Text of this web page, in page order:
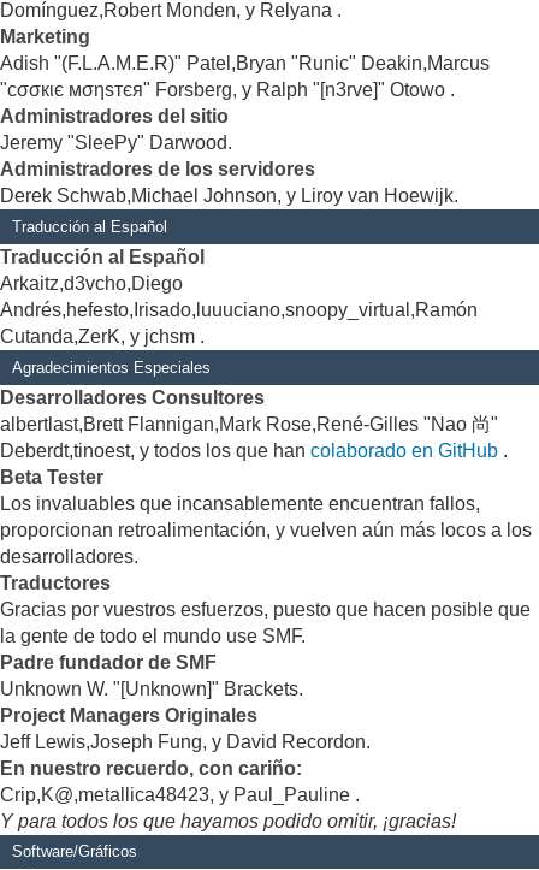
Domínguez,Robert Monden, y Relyana .
Marketing
Adish "(F.L.A.M.E.R)" Patel,Bryan "Runic" Deakin,Marcus
"cσσкιє мσηѕтєя" Forsberg, y Ralph "[n3rve]" Otowo .
Administradores del sitio
Jeremy "SleePy" Darwood.
Administradores de los servidores
Derek Schwab,Michael Johnson, y Liroy van Hoewijk.
Traducción al Español
Traducción al Español
Arkaitz,d3vcho,Diego
Andrés,hefesto,Irisado,luuuciano,snoopy_virtual,Ramón
Cutanda,ZerK, y jchsm .
Agradecimientos Especiales
Desarrolladores Consultores
albertlast,Brett Flannigan,Mark Rose,René-Gilles "Nao 尚"
Deberdt,tinoest, y todos los que han colaborado en GitHub .
Beta Tester
Los invaluables que incansablemente encuentran fallos,
proporcionan retroalimentación, y vuelven aún más locos a los
desarrolladores.
Traductores
Gracias por vuestros esfuerzos, puesto que hacen posible que
la gente de todo el mundo use SMF.
Padre fundador de SMF
Unknown W. "[Unknown]" Brackets.
Project Managers Originales
Jeff Lewis,Joseph Fung, y David Recordon.
En nuestro recuerdo, con cariño:
Crip,K@,metallica48423, y Paul_Pauline .
Y para todos los que hayamos podido omitir, ¡gracias!
Software/Gráficos